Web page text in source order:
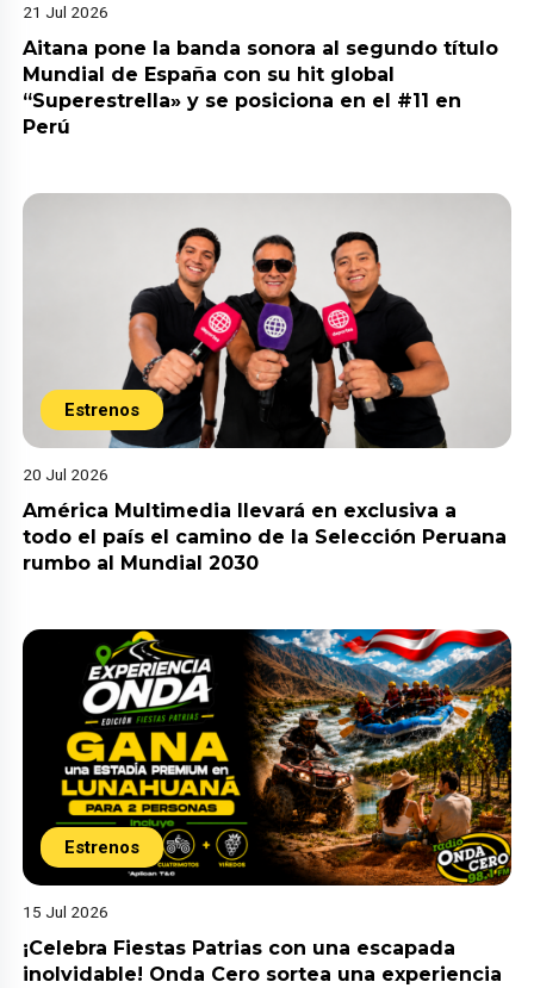
21 Jul 2026
Aitana pone la banda sonora al segundo título
Mundial de España con su hit global
“Superestrella» y se posiciona en el #11 en
Perú
Estrenos
20 Jul 2026
América Multimedia llevará en exclusiva a
todo el país el camino de la Selección Peruana
rumbo al Mundial 2030
Estrenos
15 Jul 2026
¡Celebra Fiestas Patrias con una escapada
inolvidable! Onda Cero sortea una experiencia